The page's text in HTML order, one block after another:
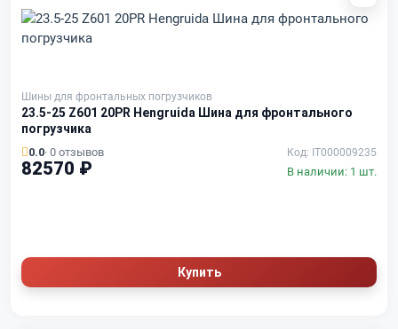
Шины для фронтальных погрузчиков
23.5-25 Z601 20PR Hengruida Шина для фронтального
погрузчика
0.0· 0 отзывов Код: IT000009235
82570 ₽ В наличии: 1 шт.
Купить